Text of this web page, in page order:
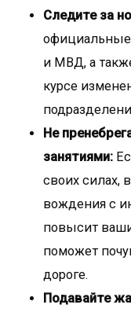
Следите за
и МВД, а
курсе
Не
занятиями:
своих силах,
вождения с
повысит
поможет
дороге.
Подавайте